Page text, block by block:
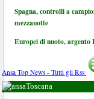
Spagna, controlli a
mezzanotte
Europei di nuoto,
Ansa Top News - Tutti gli Rss
Toscana